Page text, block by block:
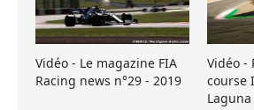
Vidéo - Le magazine FIA
Racing news n°29 - 2019
Vidéo -
course
Laguna